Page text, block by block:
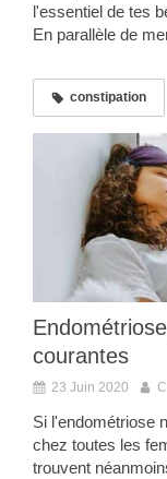
l'essentiel de tes
En parallèle de
constipation
courantes
23 Juin 2020
Si l'endométriose
chez toutes les
trouvent